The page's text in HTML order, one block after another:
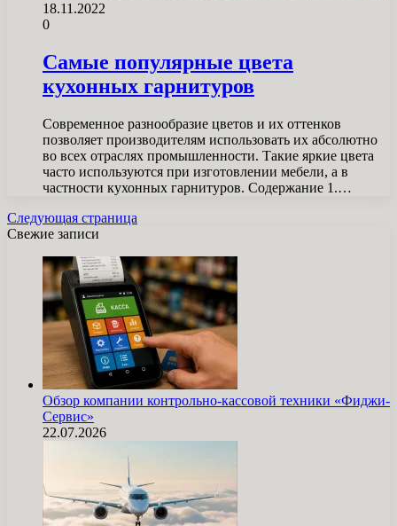
18.11.2022
0
Самые популярные цвета
кухонных гарнитуров
Современное разнообразие цветов и их оттенков
позволяет производителям использовать их абсолютно
во всех отраслях промышленности. Такие яркие цвета
часто используются при изготовлении мебели, а в
частности кухонных гарнитуров. Содержание 1.…
Следующая страница
Свежие записи
Обзор компании контрольно-кассовой техники «Фиджи-
Сервис»
22.07.2026